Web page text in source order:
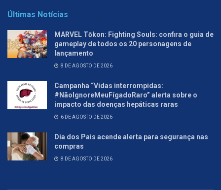
Últimas Notícias
MARVEL Tōkon: Fighting Souls: confira o guia de
gameplay de todos os 20 personagens de
lançamento
8 DE AGOSTO DE 2026
Campanha “Vidas interrompidas:
#NãoIgnoreMeuFígadoRaro” alerta sobre o
impacto das doenças hepáticas raras
6 DE AGOSTO DE 2026
Dia dos Pais acende alerta para segurança nas
compras
8 DE AGOSTO DE 2026